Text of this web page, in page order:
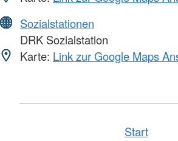
Sozialstationen
DRK Sozialstation
Karte: Link zur Google Maps
Start